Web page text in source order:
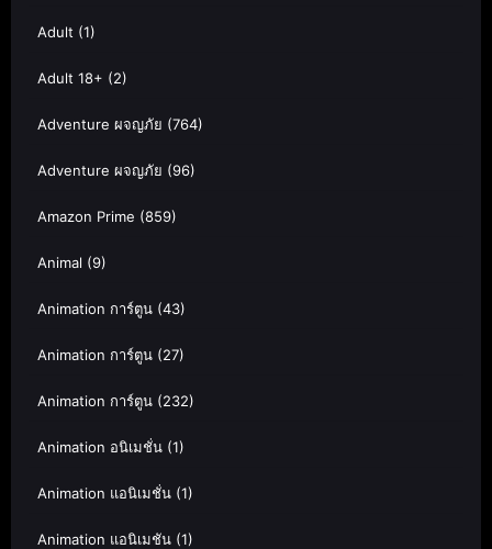
Adult (1)
Adult 18+ (2)
Adventure ผจญภัย (764)
Adventure ผจญภัย (96)
Amazon Prime (859)
Animal (9)
Animation การ์ตูน (43)
Animation การ์ตูน (27)
Animation การ์ตูน (232)
Animation อนิเมชั่น (1)
Animation แอนิเมชั่น (1)
Animation แอนิเมชัน (1)